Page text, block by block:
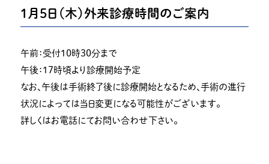
１月５日（木）外来診療時間のご案内
午前：受付１０時３０分まで
午後：１７時頃より診療開始予定
なお、午後は手術終了後に診療開始となるため、手術の進行
状況によっては当日変更になる可能性がございます。
詳しくはお電話にてお問い合わせ下さい。